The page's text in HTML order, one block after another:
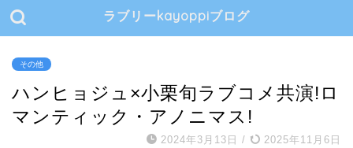
ラブリーkayoppiブログ
その他
ハンヒョジュ×小栗旬ラブコメ共演!ロ
マンティック・アノニマス!
2024年3月13日 / 2025年11月6日